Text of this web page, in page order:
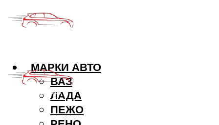
МАРКИ АВТО
ВАЗ
ЛАДА
ПЕЖО